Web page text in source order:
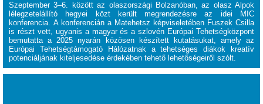
Szeptember 3–6. között az olaszországi Bolzanóban, az olasz Alpok
lélegzetelállító hegyei közt került megrendezésre az idei
MIC
konferencia. A konferencián a Matehetsz képviseletében Fuszek Csilla
is részt vett, ugyanis a magyar és a szlovén Európai Tehetségközpont
bemutatta a 2025 nyarán közösen készített kutatásukat, amely az
Európai Tehetségtámogató Hálózatnak a tehetséges diákok kreatív
potenciáljának kiteljesedése érdekében tehető lehetőségeiről szólt.